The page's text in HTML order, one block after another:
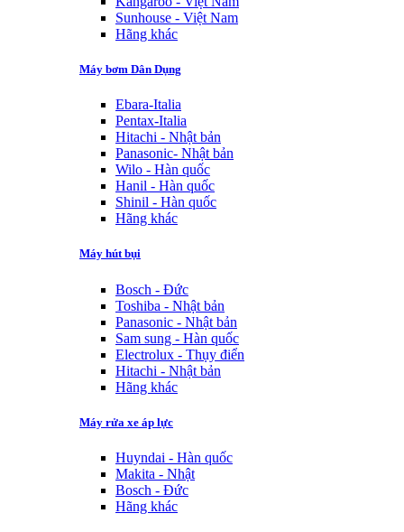
Sunhouse - Việt Nam
Hãng khác
Máy bơm Dân Dụng
Ebara-Italia
Pentax-Italia
Hitachi - Nhật bản
Panasonic- Nhật bản
Wilo - Hàn quốc
Hanil - Hàn quốc
Shinil - Hàn quốc
Hãng khác
Máy hút bụi
Bosch - Đức
Toshiba - Nhật bản
Panasonic - Nhật bản
Sam sung - Hàn quốc
Electrolux - Thụy điển
Hitachi - Nhật bản
Hãng khác
Máy rửa xe áp lực
Huyndai - Hàn quốc
Makita - Nhật
Bosch - Đức
Hãng khác